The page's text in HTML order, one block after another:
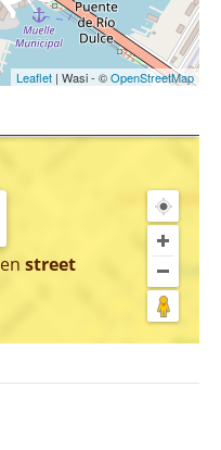
Leaflet | Wasi - ©OpenStreetMap
en street